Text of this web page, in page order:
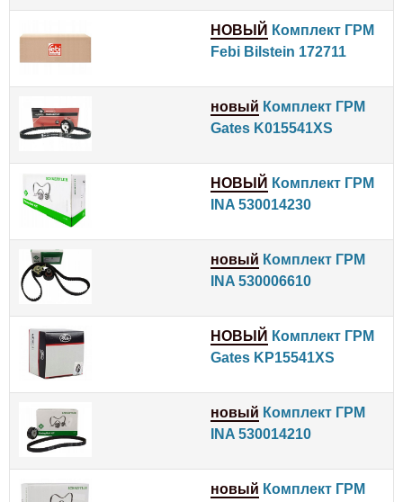
НОВЫЙ Комплект ГРМ
Febi Bilstein 172711
новый Комплект ГРМ
Gates K015541XS
НОВЫЙ Комплект ГРМ
INA 530014230
новый Комплект ГРМ
INA 530006610
НОВЫЙ Комплект ГРМ
Gates KP15541XS
новый Комплект ГРМ
INA 530014210
новый Комплект ГРМ